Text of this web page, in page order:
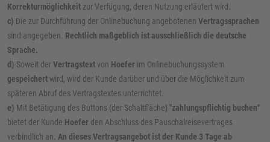
Korrekturmöglichkeit zur Verfügung, deren Nutzung erläutert wird.
c) Die zur Durchführung der Onlinebuchung angebotenen Vertragssprachen
sind angegeben. Rechtlich maßgeblich ist ausschließlich die deutsche
Sprache.
d) Soweit derVertragstextvon Hoefer im Onlinebuchungssystem
gespeichertwird, wird der Kunde darüber und über die Möglichkeit zum
späteren Abruf des Vertragstextes unterrichtet.
e) Mit Betätigung des Buttons (der Schaltfläche) "zahlungspflichtig buchen“
bietet der Kunde Hoefer den Abschluss des Pauschalreisevertrages
verbindlich an. An dieses Vertragsangebot ist der Kunde 3 Tage ab